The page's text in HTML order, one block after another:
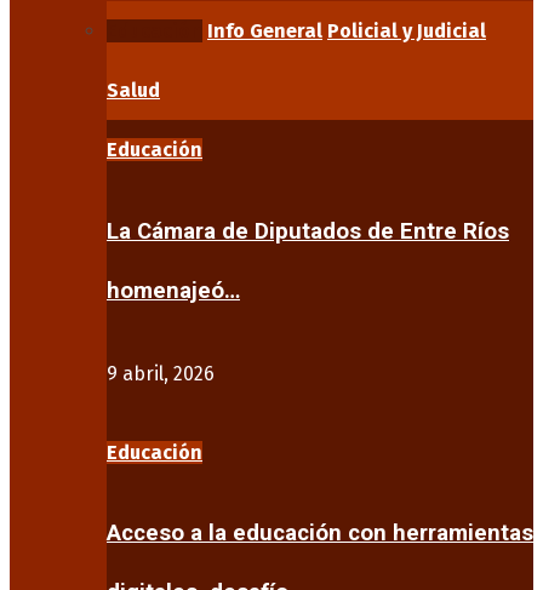
Info General Policial y Judicial
Salud
Educación
La Cámara de Diputados de Entre Ríos
homenajeó…
9 abril, 2026
Educación
Acceso a la educación con herramientas